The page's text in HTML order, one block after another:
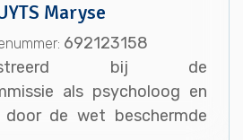
Maryse
692123158
bij de
als psycholoog en
de wet beschermde